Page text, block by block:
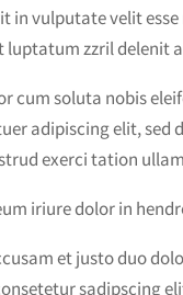
in vulputate velit
luptatum zzril delenit
cum soluta nobis
adipiscing elit,
exerci tation
iriure dolor in
et justo duo
sadipscing